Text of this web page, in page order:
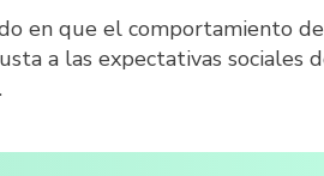
en que el comportamiento
a las expectativas sociales